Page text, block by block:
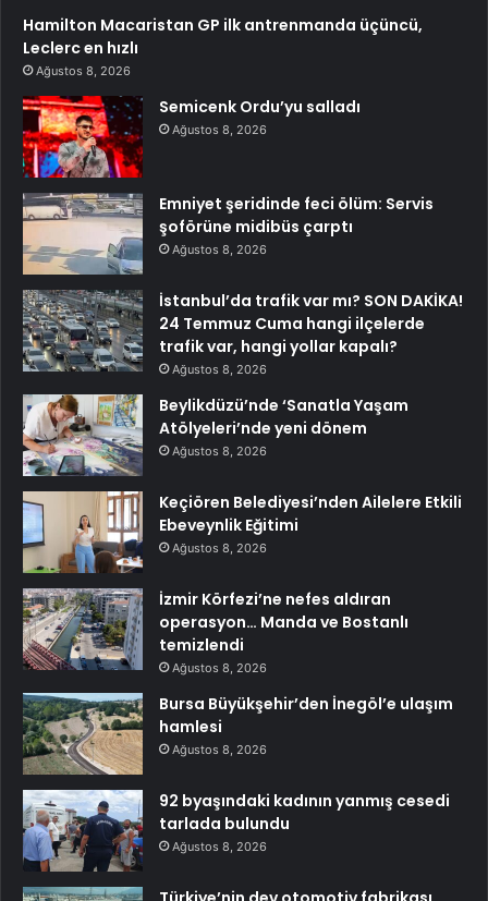
Hamilton Macaristan GP ilk antrenmanda üçüncü,
Leclerc en hızlı
Ağustos 8, 2026
Semicenk Ordu’yu salladı
Ağustos 8, 2026
Emniyet şeridinde feci ölüm: Servis
şoförüne midibüs çarptı
Ağustos 8, 2026
İstanbul’da trafik var mı? SON DAKİKA!
24 Temmuz Cuma hangi ilçelerde
trafik var, hangi yollar kapalı?
Ağustos 8, 2026
Beylikdüzü’nde ‘Sanatla Yaşam
Atölyeleri’nde yeni dönem
Ağustos 8, 2026
Keçiören Belediyesi’nden Ailelere Etkili
Ebeveynlik Eğitimi
Ağustos 8, 2026
İzmir Körfezi’ne nefes aldıran
operasyon… Manda ve Bostanlı
temizlendi
Ağustos 8, 2026
Bursa Büyükşehir’den İnegöl’e ulaşım
hamlesi
Ağustos 8, 2026
92 byaşındaki kadının yanmış cesedi
tarlada bulundu
Ağustos 8, 2026